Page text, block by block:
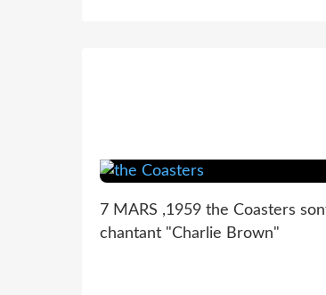
7 MARS ,1959 the Coasters
chantant "Charlie Brown"